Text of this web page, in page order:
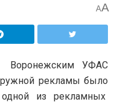
AA
Воронежским УФАС
рекламы было
из рекламных